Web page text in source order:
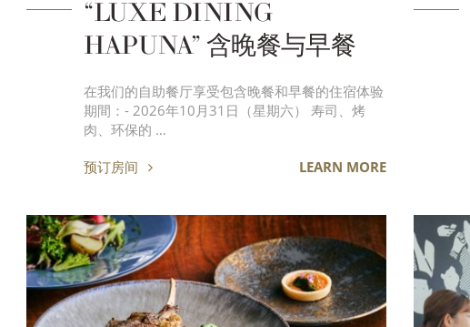
“LUXE DINING
HAPUNA” 含晚餐与早餐
在我们的自助餐厅享受包含晚餐和早餐的住宿体验
期間：- 2026年10月31日（星期六） 寿司、烤
肉、环保的 …
预订房间 LEARN MORE